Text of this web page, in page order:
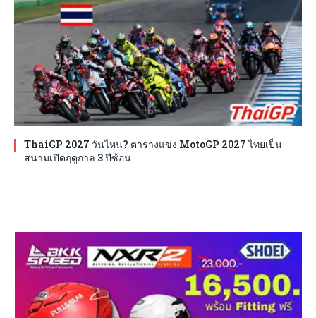
ThaiGP 2027 วันไหน? ตารางแข่ง MotoGP 2027 ไทยเป็น
สนามเปิดฤดูกาล 3 ปีซ้อน